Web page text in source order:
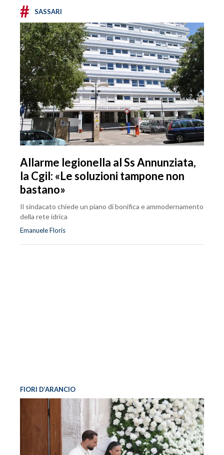
# SASSARI
Allarme legionella al Ss Annunziata,
la Cgil: «Le soluzioni tampone non
bastano»
Il sindacato chiede un piano di bonifica e ammodernamento
della rete idrica
Emanuele Floris
FIORI D’ARANCIO